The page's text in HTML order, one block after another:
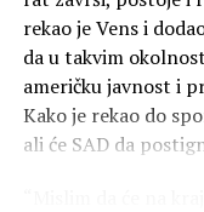
“Državljanstvo je
prava”, napisao je
Većina je zaključila
obećanje proširili na
sud tu garanciju
povreda i
bombardovanja
SAD i dalje ne
atomska
rekao je Vens i
da u takvim
američku javnost i
Kako je rekao do
ali će SAD da